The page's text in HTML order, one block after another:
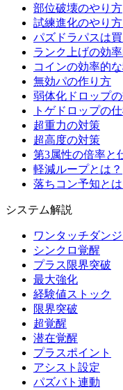
部位破壊のやり方
試練進化のやり
パズドラパスは
ランク上げの効
コインの効率的
無効パの作り方
弱体化ドロップ
トゲドロップの
超重力の対策
超高度の対策
第3属性の倍率と
軽減ループとは？
落ちコン予知とは
システム解説
ワンタッチダン
シンクロ覚醒
プラス限界突破
最大強化
経験値ストック
限界突破
超覚醒
潜在覚醒
プラスポイント
アシスト設定
パズバト連動